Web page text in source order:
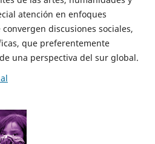
atención en enfoques
discusiones sociales,
que preferentemente
una perspectiva del sur global.